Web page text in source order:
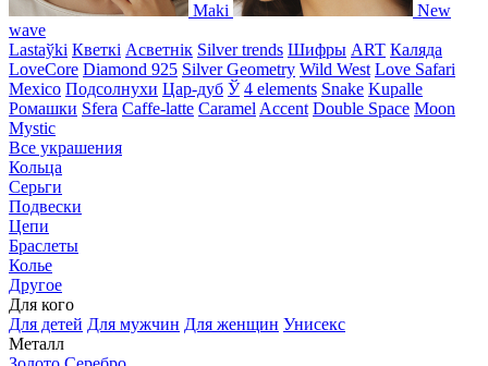
Maki
New
wave
Lastaўki Кветкі Асветнiк Silver trends Шифры ART Каляда
LoveCore Diamond 925 Silver Geometry Wild West Love Safari
Mexico Подсолнухи Цар-дуб Ў 4 elements Snake Kupalle
Ромашки Sfera Caffe-latte Caramel Accent Double Space Moon
Mystic
Все украшения
Кольца
Серьги
Подвески
Цепи
Браслеты
Колье
Другое
Для кого
Для детей Для мужчин Для женщин Унисекс
Металл